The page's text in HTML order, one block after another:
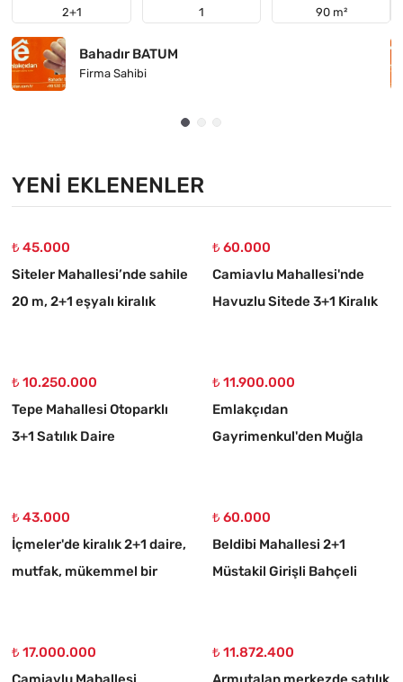
2+1 1 90 m²
Bahadır BATUM
Firma Sahibi
YENI EKLENENLER
₺ 45.000
Siteler Mahallesi’nde sahile
20 m, 2+1 eşyalı kiralık
₺ 60.000
Camiavlu Mahallesi'nde
Havuzlu Sitede 3+1 Kiralık
₺ 10.250.000
Tepe Mahallesi Otoparklı
3+1 Satılık Daire
₺ 11.900.000
Emlakçıdan
Gayrimenkul'den Muğla
₺ 43.000
İçmeler'de kiralık 2+1 daire,
mutfak, mükemmel bir
₺ 60.000
Beldibi Mahallesi 2+1
Müstakil Girişli Bahçeli
₺ 17.000.000
₺ 11.872.400